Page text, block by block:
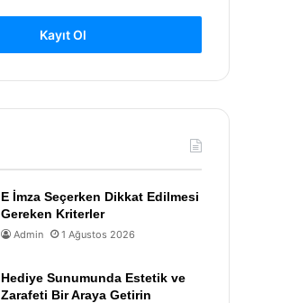
Kayıt Ol
E İmza Seçerken Dikkat Edilmesi
Gereken Kriterler
Admin 1 Ağustos 2026
Hediye Sunumunda Estetik ve
Zarafeti Bir Araya Getirin